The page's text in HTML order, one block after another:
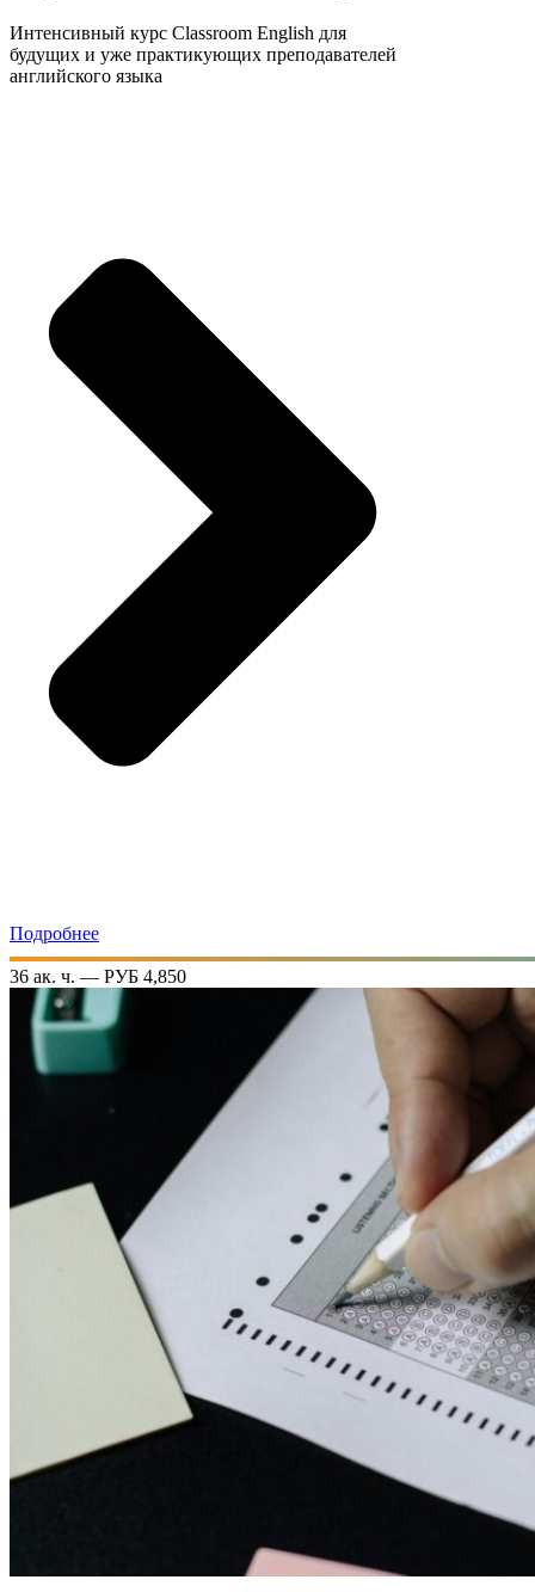
Интенсивный курс Classroom English для
будущих и уже практикующих преподавателей
английского языка
Подробнее
36 ак. ч. — РУБ 4,850